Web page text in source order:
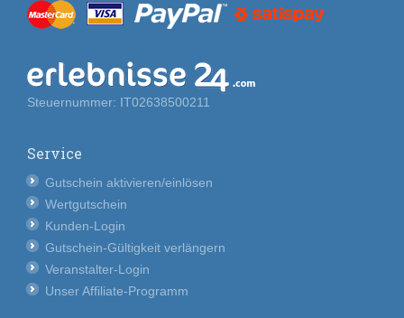
Steuernummer: IT02638500211
Service
Gutschein aktivieren/einlösen
Wertgutschein
Kunden-Login
Gutschein-Gültigkeit verlängern
Veranstalter-Login
Unser Affiliate-Programm